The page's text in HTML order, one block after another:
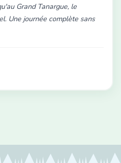
Grand Tanargue, le
Une journée complète sans